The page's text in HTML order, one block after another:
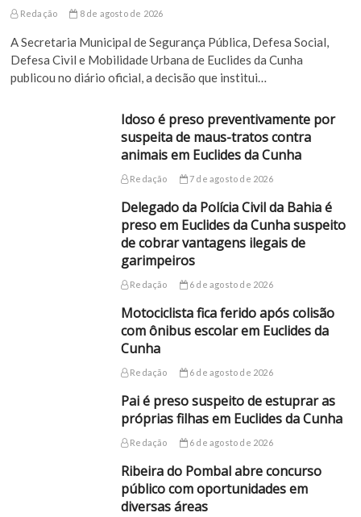
Redação 8 de agosto de 2026
A Secretaria Municipal de Segurança Pública, Defesa Social,
Defesa Civil e Mobilidade Urbana de Euclides da Cunha
publicou no diário oficial, a decisão que institui…
Idoso é preso preventivamente por
suspeita de maus-tratos contra
animais em Euclides da Cunha
Redação 7 de agosto de 2026
Delegado da Polícia Civil da Bahia é
preso em Euclides da Cunha suspeito
de cobrar vantagens ilegais de
garimpeiros
Redação 6 de agosto de 2026
Motociclista fica ferido após colisão
com ônibus escolar em Euclides da
Cunha
Redação 6 de agosto de 2026
Pai é preso suspeito de estuprar as
próprias filhas em Euclides da Cunha
Redação 6 de agosto de 2026
Ribeira do Pombal abre concurso
público com oportunidades em
diversas áreas